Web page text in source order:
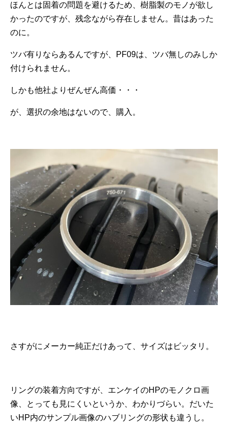
ほんとは固着の問題を避けるため、樹脂製のモノが欲し
かったのですが、残念ながら存在しません。昔はあった
のに。
ツバ有りならあるんですが、PF09は、ツバ無しのみしか
付けられません。
しかも他社よりぜんぜん高価・・・
が、選択の余地はないので、購入。
さすがにメーカー純正だけあって、サイズはビッタリ。
リングの装着方向ですが、エンケイのHPのモノクロ画
像、とっても見にくいというか、わかりづらい。だいた
いHP内のサンプル画像のハブリングの形状も違うし。